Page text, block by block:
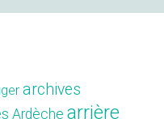
archives
Ardèche arrière